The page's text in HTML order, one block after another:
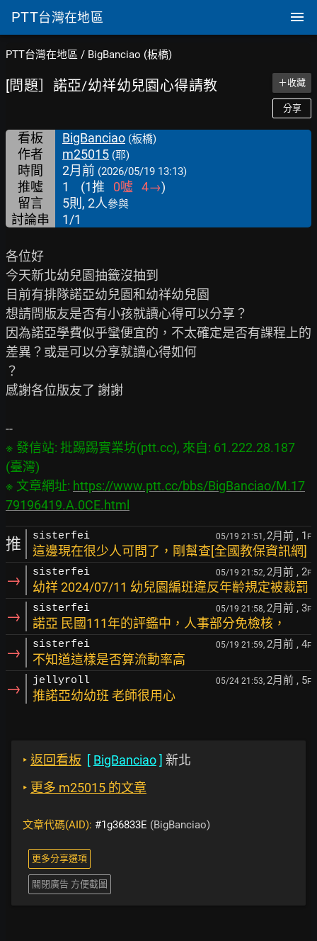
PTT台灣在地區
PTT台灣在地區 / BigBanciao (板橋)
[問題］諾亞/幼祥幼兒園心得請教 ＋收藏
分享
看板 BigBanciao (板橋)
作者 m25015 (耶)
時間 2月前 (2026/05/19 13:13)
推噓 1 (1推 0噓 4→)
留言
5則, 2人參與
討論串 1/1
各位好
今天新北幼兒園抽籤沒抽到
目前有排隊諾亞幼兒園和幼祥幼兒園
想請問版友是否有小孩就讀心得可以分享？
因為諾亞學費似乎蠻便宜的，不太確定是否有課程上的
差異？或是可以分享就讀心得如何
？
感謝各位版友了 謝謝
※ 發信站: 批踢踢實業坊(ptt.cc), 來自: 61.222.28.187
(臺灣)
※ 文章網址: https://www.ptt.cc/bbs/BigBanciao/M.17
79196419.A.0CE.html
推 sisterfei 05/19 21:51, 2月前 , 1 F
這邊現在很少人可問了，剛幫查[全國教保資訊網]
→ sisterfei 05/19 21:52, 2月前 , 2F
幼祥 2024/07/11 幼兒園編班違反年齡規定被裁罰
→ sisterfei 05/19 21:58, 2月前 , 3F
諾亞 民國111年的評鑑中，人事部分免檢核，
→ sisterfei 05/19 21:59, 2月前 , 4F
不知道這樣是否算流動率高
→ jellyroll 05/24 21:53, 2月前 , 5F
推諾亞幼幼班 老師很用心
‣ 返回看板 [ BigBanciao] 新北
‣ 更多 m25015 的文章
文章代碼(AID): #1g36833E (BigBanciao)
更多分享選項
關閉廣告 方便截圖